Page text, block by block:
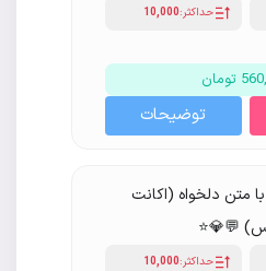
حداکثر:10,000
تومان
توضیحات
متن دلخواه (اکانت
💬💎⭐️
حداکثر:10,000